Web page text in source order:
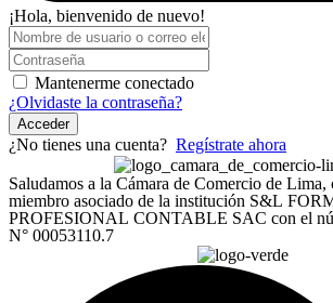
¡Hola, bienvenido de nuevo!
Mantenerme conectado
¿Olvidaste la contraseña?
Acceder
¿No tienes una cuenta? Regístrate ahora
Saludamos a la Cámara de Comercio de Lima,
miembro asociado de la institución S&L
PROFESIONAL CONTABLE SAC con el
N° 00053110.7